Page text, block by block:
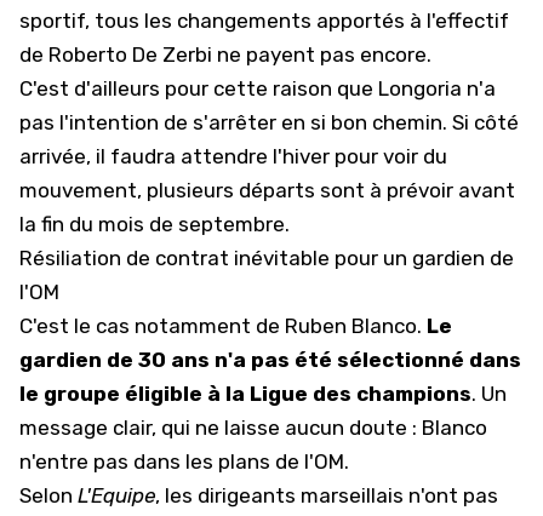
sportif, tous les changements apportés à l'effectif
de Roberto De Zerbi ne payent pas encore.
C'est d'ailleurs pour cette raison que Longoria n'a
pas l'intention de s'arrêter en si bon chemin. Si côté
arrivée, il faudra attendre l'hiver pour voir du
mouvement, plusieurs départs sont à prévoir avant
la fin du mois de septembre.
Résiliation de contrat inévitable pour un gardien de
l'OM
C'est le cas notamment de Ruben Blanco. Le
gardien de 30 ans n'a pas été sélectionné dans
le groupe éligible à la Ligue des champions. Un
message clair, qui ne laisse aucun doute : Blanco
n'entre pas dans les plans de l'OM.
Selon L'Equipe, les dirigeants marseillais n'ont pas